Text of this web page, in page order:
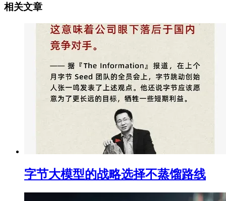
相关文章
字节大模型的战略选择不蒸馏路线